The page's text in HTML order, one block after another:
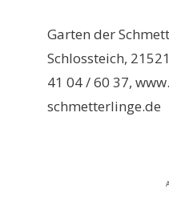
Garten der
Schlossteich,
41 04 / 60 37,
schmetterlinge.de